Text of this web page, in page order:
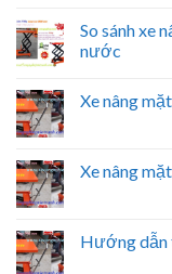
So sánh xe
nước
Xe nâng
Xe nâng
Hướng dẫn